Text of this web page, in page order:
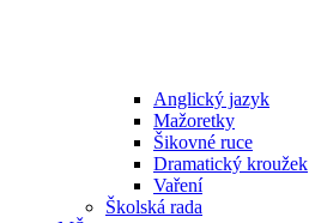
Anglický jazyk
Mažoretky
Šikovné ruce
Dramatický kroužek
Vaření
Školská rada